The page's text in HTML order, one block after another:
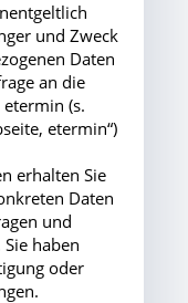
und Zweck
Daten
an die
etermin (s.
etermin“)
erhalten Sie
Daten
und
haben
oder